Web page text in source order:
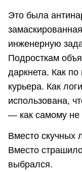
Это была
инженерную
Подросткам
даркнета. Как
курьера. Как
использована,
— как самому не
Вместо скучных
Вместо
выбрался.